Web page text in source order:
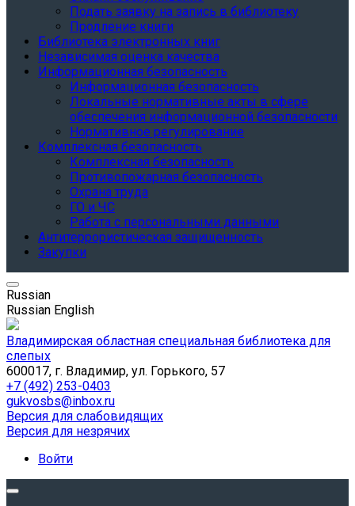
Подать заявку на запись в библиотеку
Продление книги
Библиотека электронных книг
Независимая оценка качества
Информационная безопасность
Информационная безопасность
Локальные нормативные акты в сфере
обеспечения информационной безопасности
Нормативное регулирование
Комплексная безопасность
Комплексная безопасность
Противопожарная безопасность
Охрана труда
ГО и ЧС
Работа с персональными данными
Антитеррористическая защищенность
Закупки
Russian
Russian English
Владимирская областная специальная библиотека для
слепых
600017, г. Владимир, ул. Горького, 57
+7 (492) 253-0403
gukvosbs@inbox.ru
Версия для слабовидящих
Версия для незрячих
Войти